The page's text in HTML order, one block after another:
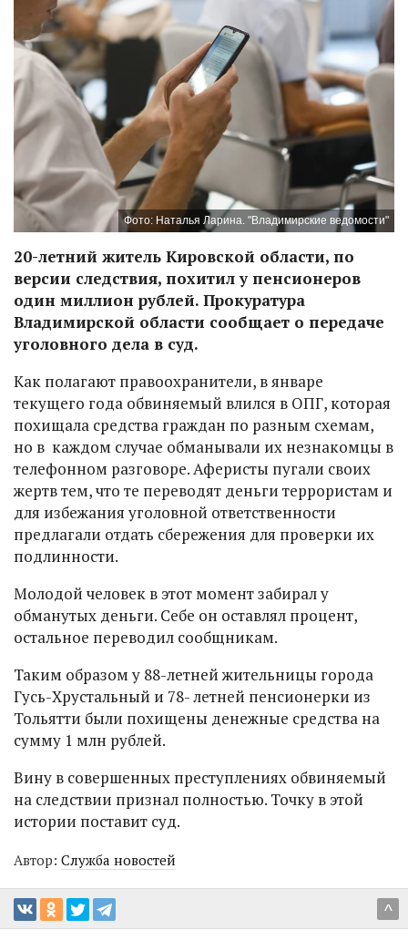
Фото: Наталья Ларина. "Владимирские ведомости"
20-летний житель Кировской области, по
версии следствия, похитил у пенсионеров
один миллион рублей. Прокуратура
Владимирской области сообщает о передаче
уголовного дела в суд.
Как полагают правоохранители, в январе
текущего года обвиняемый влился в ОПГ, которая
похищала средства граждан по разным схемам,
но в каждом случае обманывали их незнакомцы в
телефонном разговоре. Аферисты пугали своих
жертв тем, что те переводят деньги террористам и
для избежания уголовной ответственности
предлагали отдать сбережения для проверки их
подлинности.
Молодой человек в этот момент забирал у
обманутых деньги. Себе он оставлял процент,
остальное переводил сообщникам.
Таким образом у 88-летней жительницы города
Гусь-Хрустальный и 78- летней пенсионерки из
Тольятти были похищены денежные средства на
сумму 1 млн рублей.
Вину в совершенных преступлениях обвиняемый
на следствии признал полностью. Точку в этой
истории поставит суд.
Автор: Служба новостей
^